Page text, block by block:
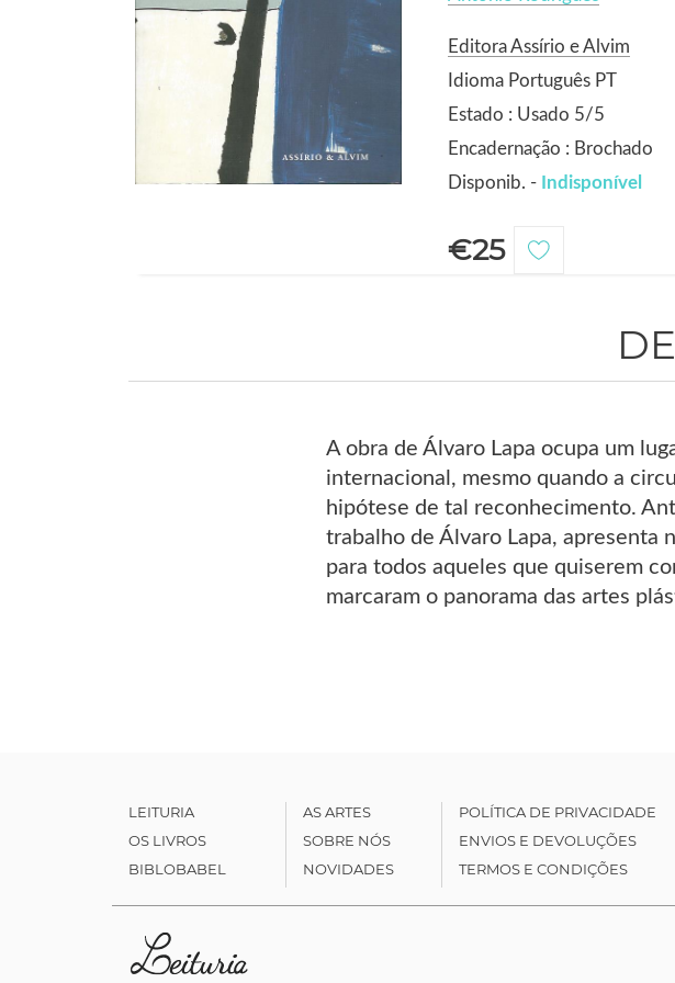
Editora Assírio e Alvim
Idioma Português PT
Estado : Usado 5/5
Encadernação : Brochado
Disponib. - Indisponível
€25
A obra de Álvaro Lapa ocupa um
internacional, mesmo quando a
hipótese de tal reconhecimento.
trabalho de Álvaro Lapa, apresenta
para todos aqueles que quiserem
marcaram o panorama das artes
LEITURIA
OS LIVROS
BIBLOBABEL
AS ARTES
SOBRE NÓS
NOVIDADES
POLÍTICA DE PRIVACIDADE
ENVIOS E DEVOLUÇÕES
TERMOS E CONDIÇÕES